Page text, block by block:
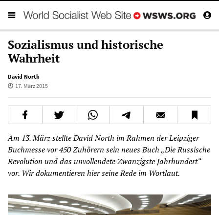
Sozialismus und historische
Wahrheit
David North
17. März 2015
Am 13. März stellte David North im Rahmen der Leipziger
Buchmesse vor 450 Zuhörern sein neues Buch „Die Russische
Revolution und das unvollendete Zwanzigste Jahrhundert“
vor. Wir dokumentieren hier seine Rede im Wortlaut.